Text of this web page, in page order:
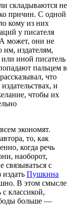
складываются не
причин. С одной
кому из них
у писателя
может, они не
им, издателям,
иной писатель
пальцем в
что
и
чтобы их
экономят.
то, как
когда речь
наоборот,
с
Пушкина
В этом смысле
классикой,
больше —